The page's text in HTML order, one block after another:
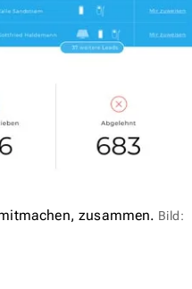
zusammen. Bild: